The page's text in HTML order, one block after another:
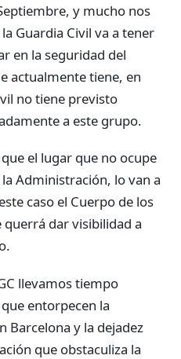
y mucho nos
Guardia Civil va a tener
en la seguridad del
actualmente tiene, en
no tiene previsto
a este grupo.
el lugar que no ocupe
la Administración, lo van a
caso el Cuerpo de los
querrá dar visibilidad a
llevamos tiempo
entorpecen la
Barcelona y la dejadez
que obstaculiza la